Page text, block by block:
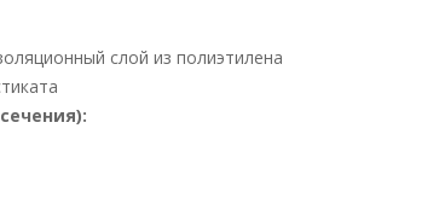
слой из полиэтилена